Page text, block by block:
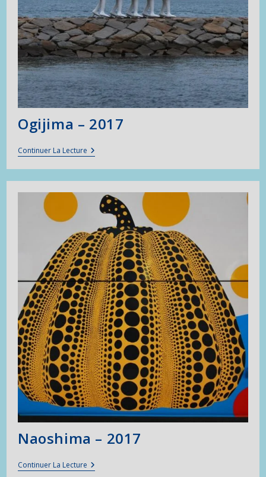
Ogijima – 2017
Continuer La LectureOgijima
–
2017
Naoshima – 2017
Continuer La LectureNaoshima
–